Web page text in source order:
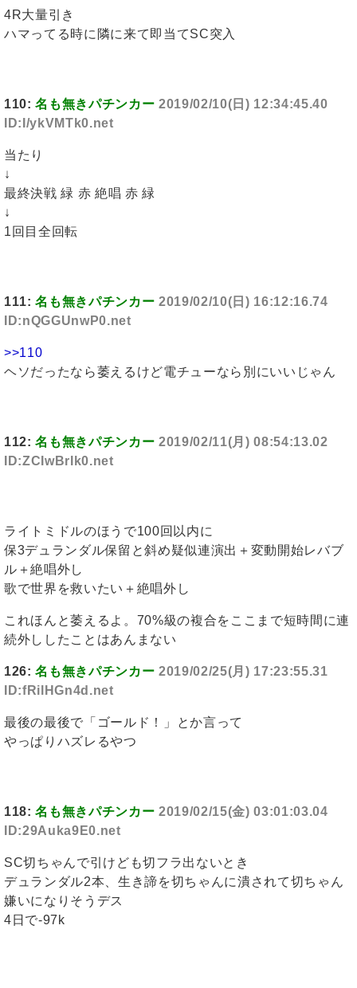
4R大量引き
ハマってる時に隣に来て即当てSC突入
110:名も無きパチンカー 2019/02/10(日) 12:34:45.40
ID:I/ykVMTk0.net
当たり
↓
最終決戦 緑 赤 絶唱 赤 緑
↓
1回目全回転
111:名も無きパチンカー 2019/02/10(日) 16:12:16.74
ID:nQGGUnwP0.net
>>110
ヘソだったなら萎えるけど電チューなら別にいいじゃん
112:名も無きパチンカー 2019/02/11(月) 08:54:13.02
ID:ZCIwBrIk0.net
ライトミドルのほうで100回以内に
保3デュランダル保留と斜め疑似連演出＋変動開始レバブ
ル＋絶唱外し
歌で世界を救いたい＋絶唱外し
これほんと萎えるよ。70%級の複合をここまで短時間に連
続外ししたことはあんまない
126:名も無きパチンカー 2019/02/25(月) 17:23:55.31
ID:fRilHGn4d.net
最後の最後で「ゴールド！」とか言って
やっぱりハズレるやつ
118:名も無きパチンカー 2019/02/15(金) 03:01:03.04
ID:29Auka9E0.net
SC切ちゃんで引けども切フラ出ないとき
デュランダル2本、生き諦を切ちゃんに潰されて切ちゃん
嫌いになりそうデス
4日で-97k